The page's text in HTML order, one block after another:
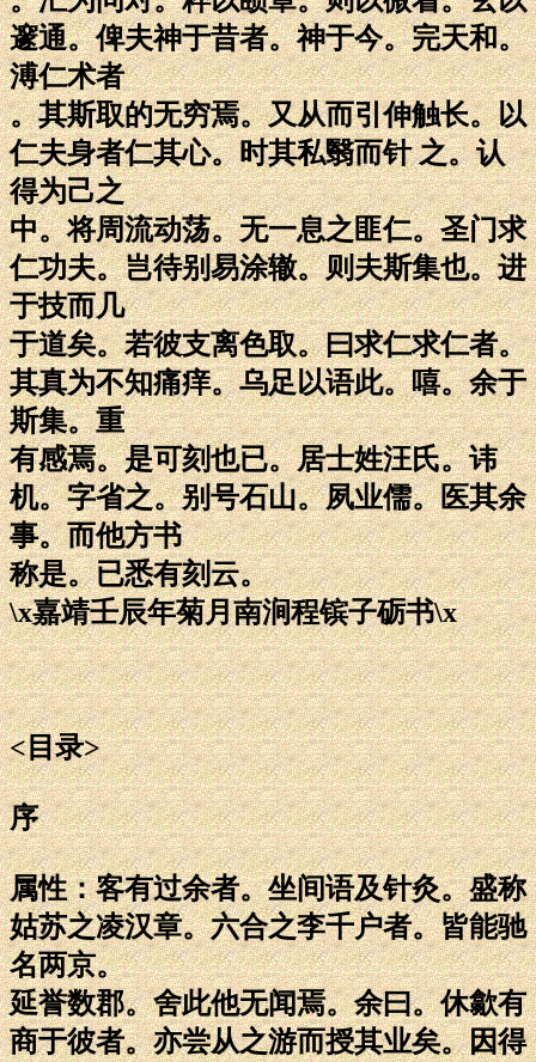
邃通。俾夫神于昔者。神于今。完天和。
溥仁术者
。其斯取的无穷焉。又从而引伸触长。以
仁夫身者仁其心。时其私翳而针 之。认
得为己之
中。将周流动荡。无一息之匪仁。圣门求
仁功夫。岂待别易涂辙。则夫斯集也。进
于技而几
于道矣。若彼支离色取。曰求仁求仁者。
其真为不知痛痒。乌足以语此。嘻。余于
斯集。重
有感焉。是可刻也已。居士姓汪氏。讳
机。字省之。别号石山。夙业儒。医其余
事。而他方书
称是。已悉有刻云。
\x嘉靖壬辰年菊月南涧程镔子砺书\x
<目录>
序
属性：客有过余者。坐间语及针灸。盛称
姑苏之凌汉章。六合之李千户者。皆能驰
名两京。
延誉数郡。舍此他无闻焉。余曰。休歙有
商于彼者。亦尝从之游而授其业矣。因得